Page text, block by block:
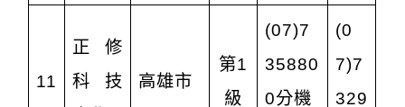
11
正修
科技
高雄市
第1
級
(07)7
35880
0分機
(0
7)7
329